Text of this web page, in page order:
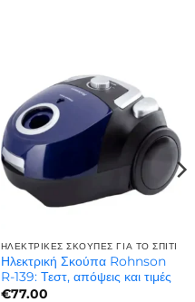
ΗΛΕΚΤΡΙΚΈΣ ΣΚΟΎΠΕΣ ΓΙΑ ΤΟ ΣΠΊΤΙ
Ηλεκτρική Σκούπα Rohnson
R-139: Τεστ, απόψεις και τιμές
€77.00